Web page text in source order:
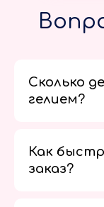
Сколько
гелием?
Как
заказ?